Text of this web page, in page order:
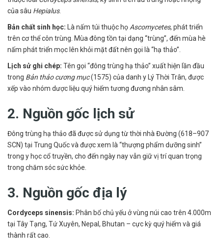
của sâu Hepialus.
Bản chất sinh học: Là nấm túi thuộc họ Ascomycetes, phát triển
trên cơ thể côn trùng. Mùa đông tồn tại dạng “trùng”, đến mùa hè
nấm phát triển mọc lên khỏi mặt đất nên gọi là “hạ thảo”.
Lịch sử ghi chép: Tên gọi “đông trùng hạ thảo” xuất hiện lần đầu
trong Bản thảo cương mục(1575) của danh y Lý Thời Trân, được
xếp vào nhóm dược liệu quý hiếm tương đương nhân sâm.
2. Nguồn gốc lịch sử
Đông trùng hạ thảo đã được sử dụng từ thời nhà Đường (618–907
SCN) tại Trung Quốc và được xem là “thượng phẩm dưỡng sinh”
trong y học cổ truyền, cho đến ngày nay vẫn giữ vị trí quan trọng
trong chăm sóc sức khỏe.
3. Nguồn gốc địa lý
Cordyceps sinensis: Phân bố chủ yếu ở vùng núi cao trên 4.000m
tại Tây Tạng, Tứ Xuyên, Nepal, Bhutan – cực kỳ quý hiếm và giá
thành rất cao.